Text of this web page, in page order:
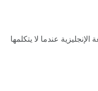
عندما لا يتكلمها